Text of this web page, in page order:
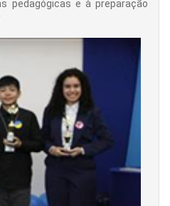
pedagógicas e à preparação